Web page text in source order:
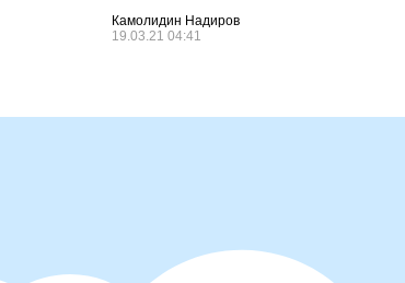
Камолидин Надиров
19.03.21 04:41